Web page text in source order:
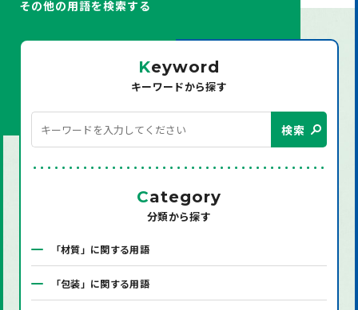
その他の用語を検索する
Keyword
キーワードから探す
検索
Category
分類から探す
「材質」に関する用語
「包装」に関する用語